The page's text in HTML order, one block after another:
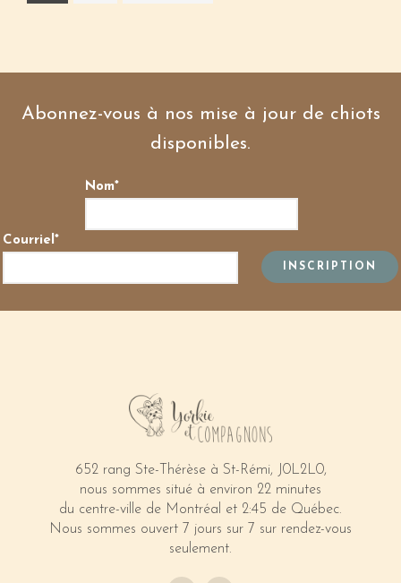
Abonnez-vous à nos mise à jour de chiots
disponibles.
Nom*
Courriel*
652 rang Ste-Thérèse à St-Rémi, J0L2L0,
nous sommes situé à environ 22 minutes
du centre-ville de Montréal et 2:45 de Québec.
Nous sommes ouvert 7 jours sur 7 sur rendez-vous
seulement.